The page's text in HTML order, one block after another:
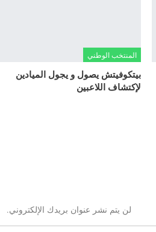
المنتخب الوطني
بيتكوفيتش يصول و يجول الميادين
لإكتشاف اللاعبين
لن يتم نشر عنوان بريدك الإلكتروني.